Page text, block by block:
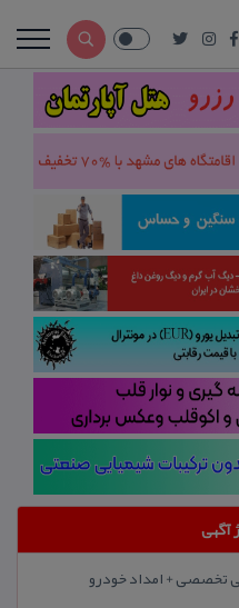
آگهی
تخصصی + امداد خودرو